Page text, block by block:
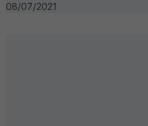
08/07/2021